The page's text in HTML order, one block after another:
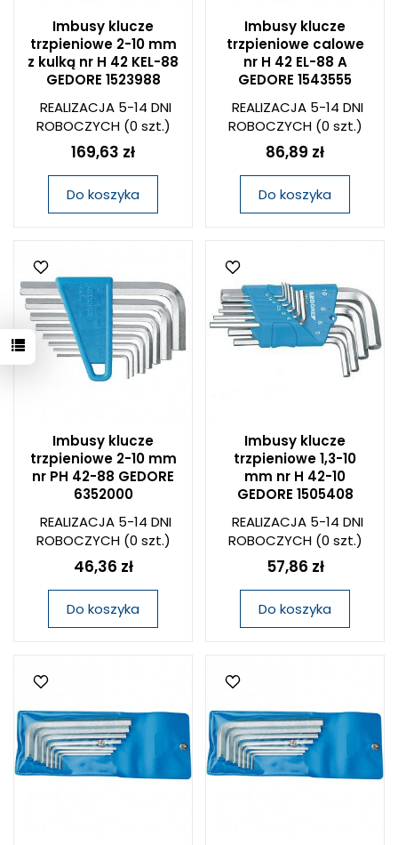
Imbusy klucze
trzpieniowe 2-10 mm
z kulką nr H 42 KEL-88
GEDORE 1523988
REALIZACJA 5-14 DNI
ROBOCZYCH(0 szt.)
169,63 zł
Do koszyka
Imbusy klucze
trzpieniowe calowe
nr H 42 EL-88 A
GEDORE 1543555
REALIZACJA 5-14 DNI
ROBOCZYCH(0 szt.)
86,89 zł
Do koszyka
Imbusy klucze
trzpieniowe 2-10 mm
nr PH 42-88 GEDORE
6352000
REALIZACJA 5-14 DNI
ROBOCZYCH(0 szt.)
46,36 zł
Do koszyka
Imbusy klucze
trzpieniowe 1,3-10
mm nr H 42-10
GEDORE 1505408
REALIZACJA 5-14 DNI
ROBOCZYCH(0 szt.)
57,86 zł
Do koszyka